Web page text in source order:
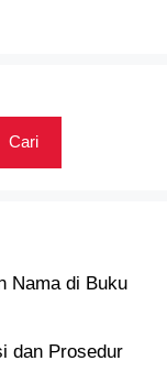
Cari
Nama di Buku
dan Prosedur